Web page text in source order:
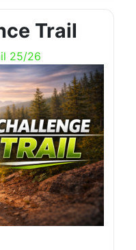
Trail
25/26